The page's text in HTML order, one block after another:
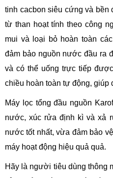
tinh cacbon siêu cứng và
từ than hoạt tính theo công
mui và loại bỏ hoàn toàn
đảm bảo nguồn nước đầu ra
và có thể uống trực tiếp
chiều hoàn toàn tự động, giúp
Máy lọc tổng đầu nguồn
nước, xúc rửa định kì và xả
nước tốt nhất, vừa đảm bảo
máy hoạt động hiệu quả quả.
Hãy là người tiêu dùng thông